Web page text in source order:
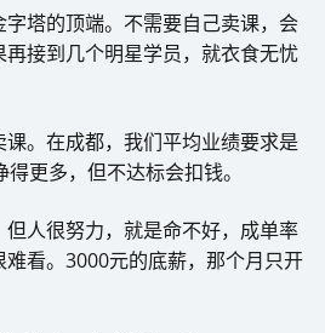
塔的顶端。不需要自己卖课，会
接到几个明星学员，就衣食无忧
。在成都，我们平均业绩要求是
更多，但不达标会扣钱。
人很努力，就是命不好，成单率
看。3000元的底薪，那个月只开